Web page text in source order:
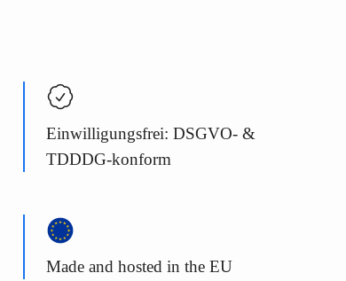
Einwilligungsfrei: DSGVO- &
TDDDG-konform
Made and hosted in the EU